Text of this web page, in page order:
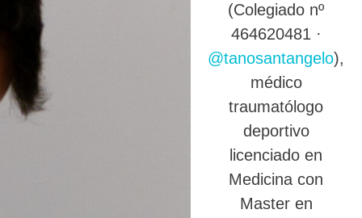
(Colegiado nº
464620481 ·
@tanosantangelo),
médico
traumatólogo
deportivo
licenciado en
Medicina con
Master en